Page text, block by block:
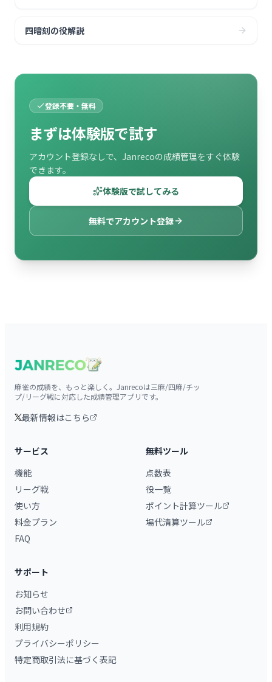
四暗刻の役解説
登録不要・無料
まずは体験版で試す
アカウント登録なしで、Janrecoの成績管理をすぐ体験
できます。
体験版で試してみる
無料でアカウント登録
麻雀の成績を、もっと楽しく。Janrecoは三麻/四麻/チッ
プ/リーグ戦に対応した成績管理アプリです。
最新情報はこちら
サービス
機能
リーグ戦
使い方
料金プラン
FAQ
無料ツール
点数表
役一覧
ポイント計算ツール
場代清算ツール
サポート
お知らせ
お問い合わせ
利用規約
プライバシーポリシー
特定商取引法に基づく表記